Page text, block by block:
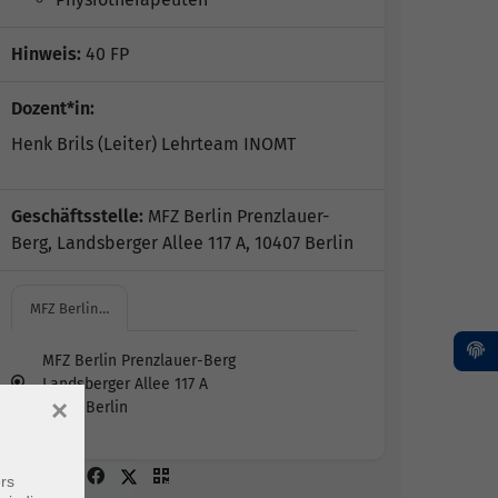
Hinweis: 40 FP
Dozent*in:
Henk Brils (Leiter) Lehrteam INOMT
Geschäftsstelle: MFZ Berlin Prenzlauer-
Berg, Landsberger Allee 117 A, 10407 Berlin
MFZ Berlin…
MFZ Berlin Prenzlauer-Berg
Landsberger Allee 117 A
10407 Berlin
×